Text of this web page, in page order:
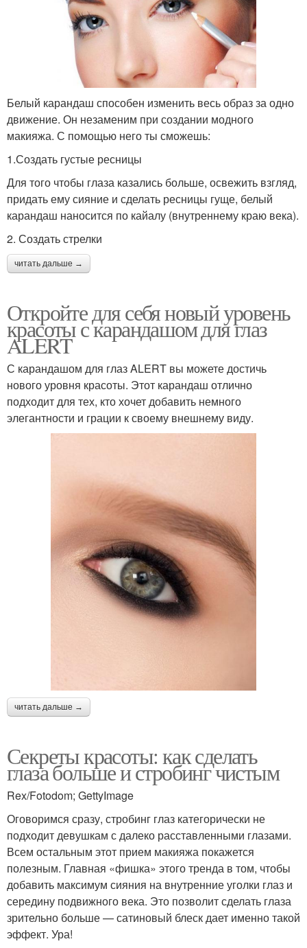
Белый карандаш способен изменить весь образ за одно
движение. Он незаменим при создании модного
макияжа. С помощью него ты сможешь:
1.Создать густые ресницы
Для того чтобы глаза казались больше, освежить взгляд,
придать ему сияние и сделать ресницы гуще, белый
карандаш наносится по кайалу (внутреннему краю века).
2. Создать стрелки
читать дальше →
Откройте для себя новый уровень
красоты с карандашом для глаз
ALERT
С карандашом для глаз ALERT вы можете достичь
нового уровня красоты. Этот карандаш отлично
подходит для тех, кто хочет добавить немного
элегантности и грации к своему внешнему виду.
читать дальше →
Секреты красоты: как сделать
глаза больше и стробинг чистым
Rex/Fotodom; GettyImage
Оговоримся сразу, стробинг глаз категорически не
подходит девушкам с далеко расставленными глазами.
Всем остальным этот прием макияжа покажется
полезным. Главная «фишка» этого тренда в том, чтобы
добавить максимум сияния на внутренние уголки глаз и
середину подвижного века. Это позволит сделать глаза
зрительно больше — сатиновый блеск дает именно такой
эффект. Ура!